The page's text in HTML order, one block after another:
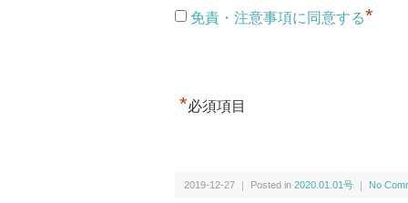
免責・注意事項に同意する*
*必須項目
2019-12-27 ｜ Posted in 2020.01.01号 ｜ No